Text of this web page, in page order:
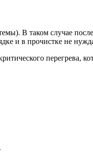
В таком случае
и в прочистке не
перегрева,